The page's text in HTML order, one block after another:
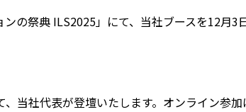
の祭典 ILS2025」にて、当社ブースを12月3
、当社代表が登壇いたします。オンライン参